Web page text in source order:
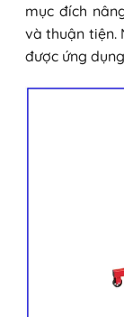
mục đích
và thuận tiện.
được ứng